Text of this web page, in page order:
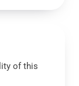
of this